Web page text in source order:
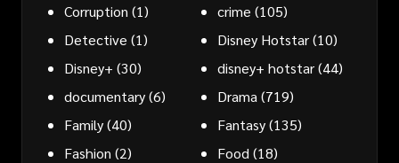
Corruption (1) crime (105)
Detective (1) Disney Hotstar(10)
Disney+ (30) disney+ hotstar(44)
documentary(6) Drama (719)
Family(40) Fantasy(135)
Fashion (2) Food (18)